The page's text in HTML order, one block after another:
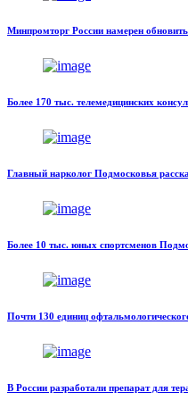
Минпромторг России намерен
Более 170 тыс. телемедицинских
Главный нарколог Подмосковья
Более 10 тыс. юных спортсменов
Почти 130 единиц
В России разработали препарат для